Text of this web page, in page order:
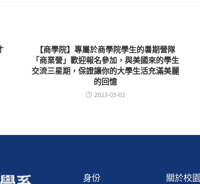
【商學院】專屬於商學院學生的暑期營隊
「商業營」歡迎報名參加，與美國來的學生
交流三星期，保證讓你的大學生活充滿美麗
的回憶
2023-05-02
身份 關於校園